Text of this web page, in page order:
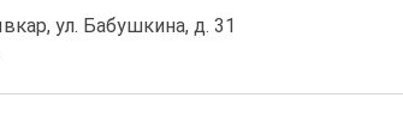
ул. Бабушкина, д. 31